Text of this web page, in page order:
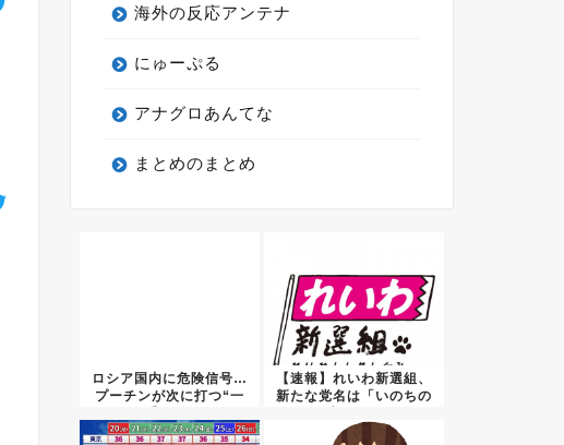
海外の反応アンテナ
にゅーぷる
アナグロあんてな
まとめのまとめ
ロシア国内に危険信号…
プーチンが次に打つ“一
【速報】れいわ新選組、
新たな党名は「いのちの